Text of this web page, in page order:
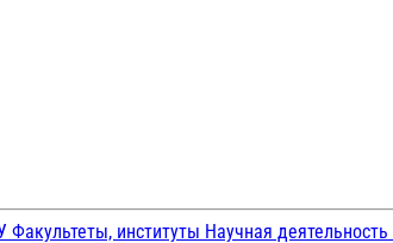
Факультеты, институты Научная деятельность